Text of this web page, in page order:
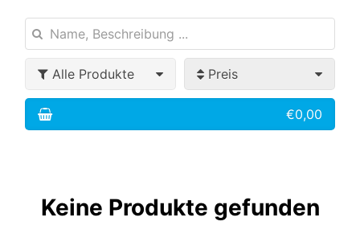
Alle Produkte Preis
€0,00
Keine Produkte gefunden